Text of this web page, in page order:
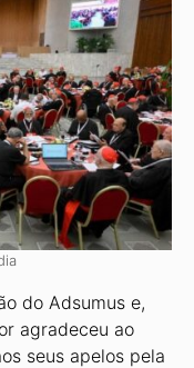
do Adsumus e,
agradeceu ao
seus apelos pela